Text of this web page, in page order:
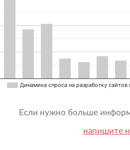
Динамика спроса на разработку
Если нужно больше
напишите